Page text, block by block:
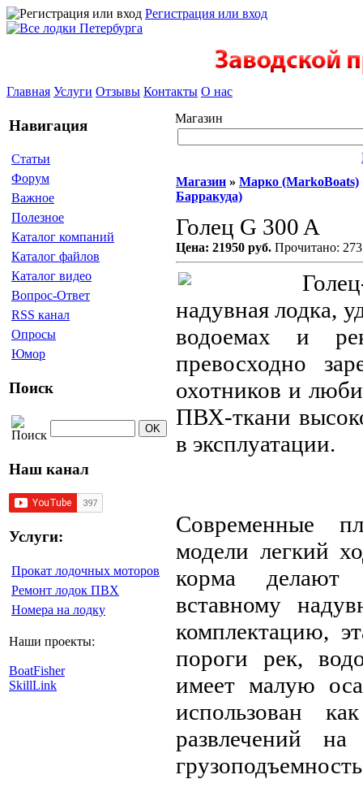
Регистрация или вход
Главная Услуги Отзывы Контакты О нас
Навигация
Статьи
Форум
Важное
Полезное
Каталог компаний
Каталог файлов
Каталог видео
Вопрос-Ответ
RSS канал
Опросы
Юмор
Поиск
Наш канал
Услуги:
Прокат лодочных моторов
Ремонт лодок ПВХ
Номера на лодку
Наши проекты:
BoatFisher
SkillLink
Магазин
Магазин » Марко (MarkoBoats)
Барракуда)
Голец G 300 A
Цена: 21950 руб. Прочитано:
надувная лодка,
водоемах и
превосходно
охотников и
ПВХ-ткани
в эксплуатации.
Современные
модели легкий
корма делают
вставному
комплектацию,
пороги рек,
имеет малую
использован
развлечений